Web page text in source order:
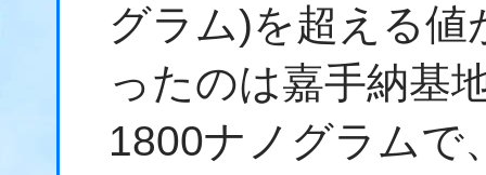
グラム)を超える
ったのは嘉手納基
1800ナノグラムで